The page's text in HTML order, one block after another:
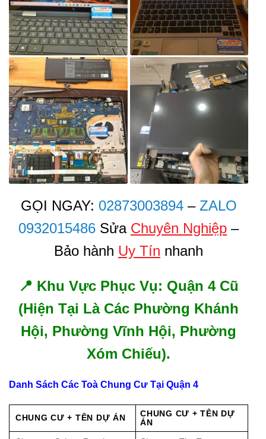
GỌI NGAY: 02873003894– ZALO
0932015486 Sửa Chuyên Nghiệp –
Bảo hành Uy Tín nhanh
📍 Khu Vực Phục Vụ: Quận 4 Cũ
(Hiện Tại Là Các Phường Khánh
Hội, Phường Vĩnh Hội, Phường
Xóm Chiếu).
Danh Sách Các Toà Chung Cư Tại Quận 4
CHUNG CƯ + TÊN DỰ ÁN
CHUNG CƯ + TÊN DỰ
ÁN